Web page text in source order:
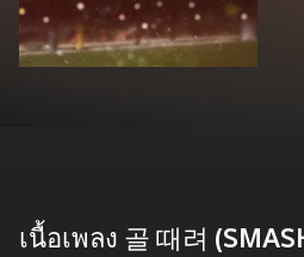
เนื้อเพลง 골 때려